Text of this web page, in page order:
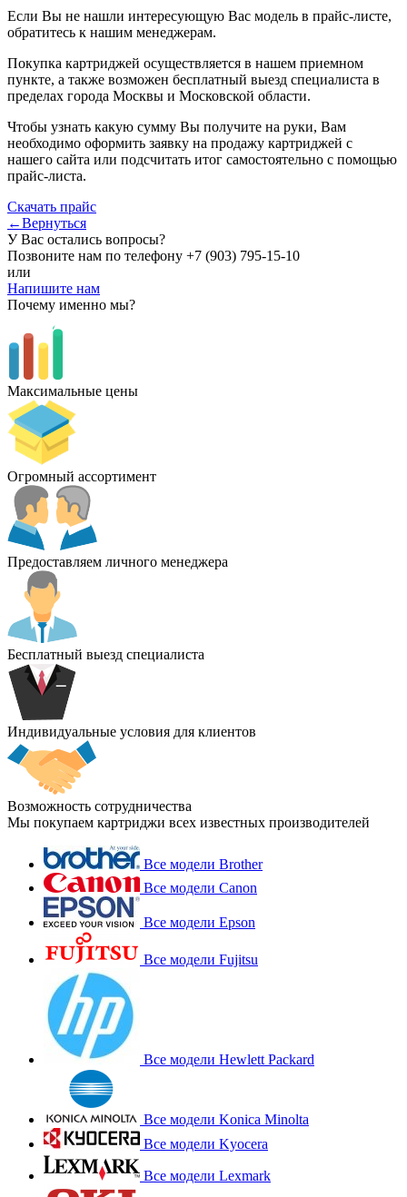
Если Вы не нашли интересующую Вас модель в прайс-листе,
обратитесь к нашим менеджерам.
Покупка картриджей осуществляется в нашем приемном
пункте, а также возможен бесплатный выезд специалиста в
пределах города Москвы и Московской области.
Чтобы узнать какую сумму Вы получите на руки, Вам
необходимо оформить заявку на продажу картриджей с
нашего сайта или подсчитать итог самостоятельно с помощью
прайс-листа.
Скачать прайс
←Вернуться
У Вас остались вопросы?
Позвоните нам по телефону +7 (903) 795-15-10
или
Напишите нам
Почему именно мы?
Максимальные цены
Огромный ассортимент
Предоставляем личного менеджера
Бесплатный выезд специалиста
Индивидуальные условия для клиентов
Возможность сотрудничества
Мы покупаем картриджи всех известных производителей
Все модели Brother
Все модели Canon
Все модели Epson
Все модели Fujitsu
Все модели Hewlett Packard
Все модели Konica Minolta
Все модели Kyocera
Все модели Lexmark